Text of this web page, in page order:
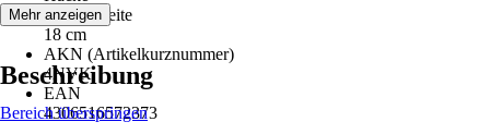
Arbeitsbreite
18 cm
AKN (Artikelkurznummer)
4NVK
EAN
4306516572373
Mehr anzeigen
Beschreibung
Bereich überspringen